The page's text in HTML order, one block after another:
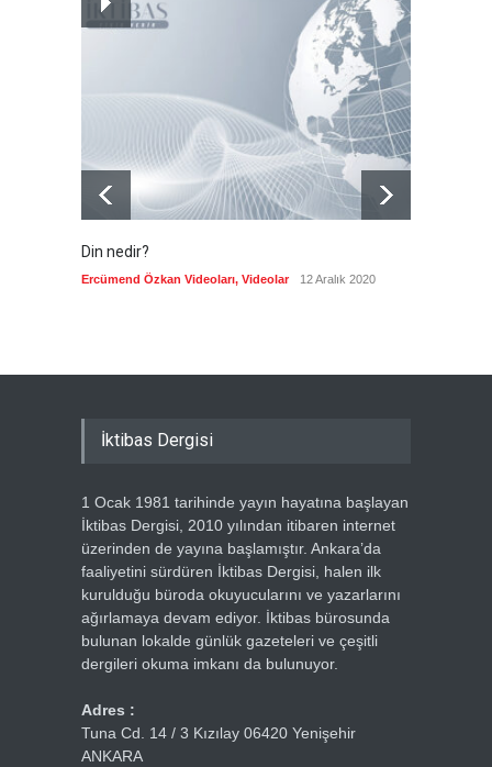
Fransa'nın sosyal medyaya
yasak talebine ABD'den sert
Güncel 7 Ağustos 2026
Din nedir?
Ercümend Özkan Videoları, Videolar 12 Aralık 2020
İktibas Dergisi
1 Ocak 1981 tarihinde yayın hayatına başlayan
İktibas Dergisi, 2010 yılından itibaren internet
üzerinden de yayına başlamıştır. Ankara’da
faaliyetini sürdüren İktibas Dergisi, halen ilk
kurulduğu büroda okuyucularını ve yazarlarını
ağırlamaya devam ediyor. İktibas bürosunda
bulunan lokalde günlük gazeteleri ve çeşitli
dergileri okuma imkanı da bulunuyor.
Adres :
Tuna Cd. 14 / 3 Kızılay 06420 Yenişehir
ANKARA